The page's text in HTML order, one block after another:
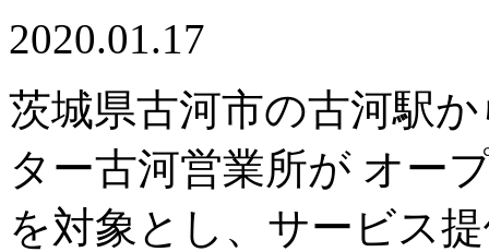
2020.01.17
茨城県古河市の古河駅
ター古河営業所が オー
を対象とし、サービス